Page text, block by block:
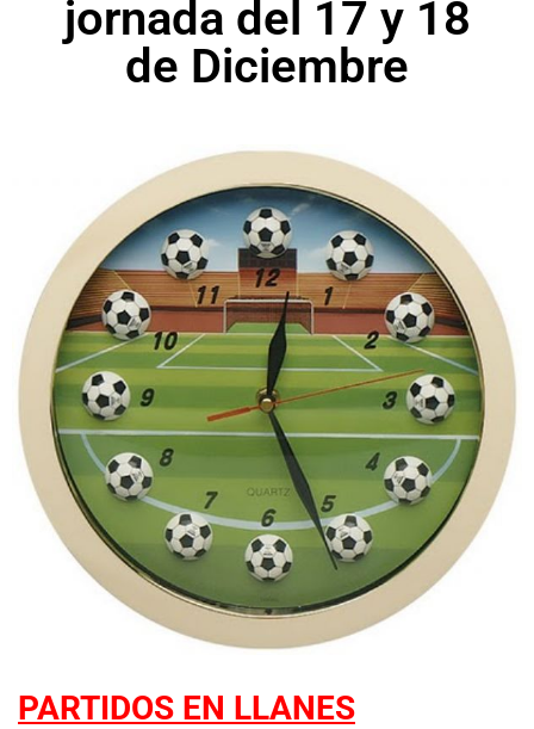
jornada del 17 y 18
de Diciembre
PARTIDOS EN LLANES